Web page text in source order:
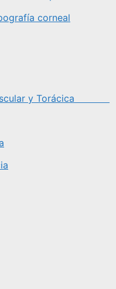
corneal
y Torácica